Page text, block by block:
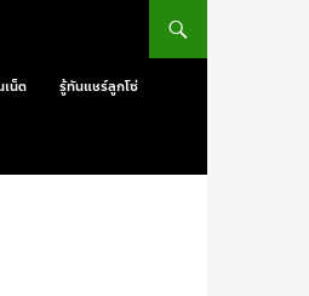
เน็ต รู้ทันแชร์ลูกโซ่